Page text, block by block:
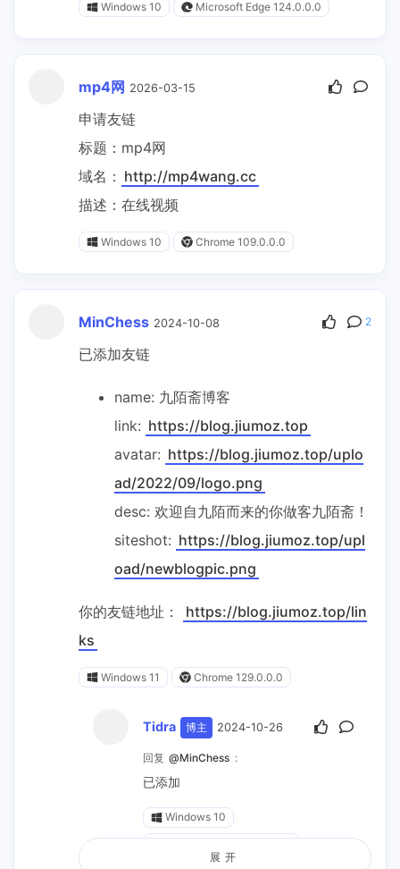
Windows 10 Microsoft Edge 124.0.0.0
mp4网 2026-03-15
申请友链
标题：mp4网
域名： http://mp4wang.cc
描述：在线视频
Windows 10 Chrome 109.0.0.0
MinChess 2024-10-08 2
已添加友链
name: 九陌斋博客
link: https://blog.jiumoz.top
avatar: https://blog.jiumoz.top/uplo
ad/2022/09/logo.png
desc: 欢迎自九陌而来的你做客九陌斋！
siteshot: https://blog.jiumoz.top/upl
oad/newblogpic.png
你的友链地址：
https://blog.jiumoz.top/lin
ks
Windows 11 Chrome 129.0.0.0
Tidra 博主 2024-10-26
回复 @MinChess :
已添加
Windows 10
Microsoft Edge 130.0.0.0
展开